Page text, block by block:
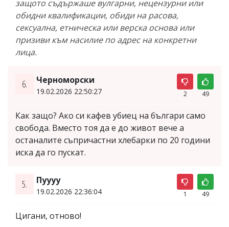
защото съдържаше вулгарни, нецензурни или
обидни квалификации, обиди на расова,
сексуална, етническа или верска основа или
призиви към насилие по адрес на конкретни
лица.
6. Черноморски
19.02.2026 22:50:27 2 49
Как защо? Ако си кафев убиец на българи само
свобода. Вместо тоя да е до живот вече а
останалите съпричастни хлебарки по 20 години
иска да го пускат.
5. Пуууу
19.02.2026 22:36:04 1 49
Цигани, отново!